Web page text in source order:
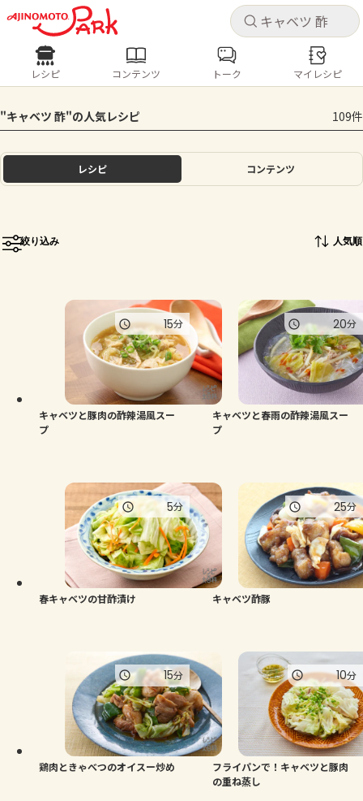
キャ
ログインするとレシピを保存できます
ログイン
ホーム
トーク
よくあるお問い合わせ
お買い物
キャ
レシピ コンテンツ
人気の食材・レシピ
きゅうり なす トマト とうもろこし
ピーマン
レシピ コンテンツ トーク マイレシピ
"キャベツ 酢"の人気レシピ 109件
レシピ コンテンツ
絞り込み 人気順
キャベツと豚肉の酢辣湯風スー
プ
15分
キャベツと春雨の酢辣湯風スー
プ
20分
春キャベツの甘酢漬け
5分
キャベツ酢豚
25分
鶏肉ときゃべつのオイスー炒め
15分
フライパンで！キャベツと豚肉
の重ね蒸し
10分